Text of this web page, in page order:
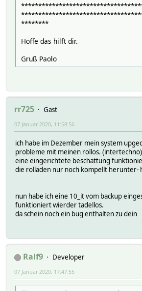
********
Hoffe das hilft dir.
Gruß Paolo
rr725
Gast
07 Januar 2020, 11:58:56
ich habe im Dezember mein system
probleme mit meinen rollos. (intertechno)
eine eingerichtete beschattung
die rolläden nur noch kompellt herunter-
nun habe ich eine 10_it vom backup
funktioniert wierder tadellos.
da schein noch ein bug enthalten zu dein
Ralf9
Developer
07 Januar 2020, 17:47:55